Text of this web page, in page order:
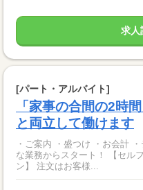
求人
[パート・アルバイト]
「家事の合間の2時
と両立して働けます
・ご案内 ・盛つけ ・お会計
な業務からスタート！ 【セルフオーダー導入なので接客がカンタ
ン】 注文はお客様...